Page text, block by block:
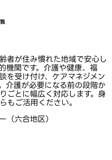
者が住み慣れた地域で安心し
機関です。介護や健康、福
を受け付け、ケアマネジメン
介護が必要になる前の段階か
ごとに幅広く対応します。身
もご活用ください。
（六合地区）